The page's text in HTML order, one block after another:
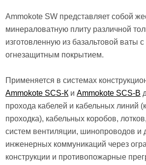
Ammokote SW представляет собой
минераловатную плиту различной
изготовленную из базальтовой ваты
огнезащитным покрытием.
Применяется в системах
Ammokote SCS-К иAmmokote SCS-B
прохода кабелей и кабельных линий
проходка), кабельных коробов,
систем вентиляции, шинопроводов и
инженерных коммуникаций через
конструкции и противопожарные